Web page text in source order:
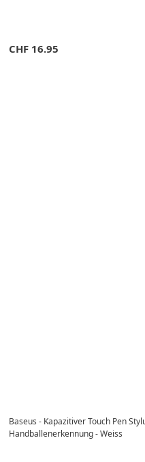
CHF 16.95
Baseus - Kapazitiver Touch Pen
Handballenerkennung - Weiss